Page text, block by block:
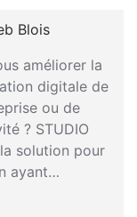
Blois
améliorer la
digitale de
ou de
? STUDIO
solution pour
ayant…